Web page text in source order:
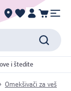
i štedite
Omekšivači za veš